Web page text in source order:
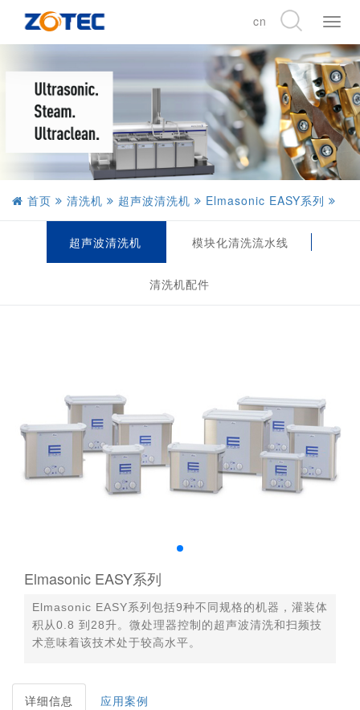
展
导
航
cn
CN
EN
DE
首页 清洗机 超声波清洗机 Elmasonic EASY系列
超声波清洗机 模块化清洗流水线
清洗机配件
Elmasonic EASY系列
Elmasonic EASY系列包括9种不同规格的机器，灌装体
积从0.8 到28升。微处理器控制的超声波清洗和扫频技
术意味着该技术处于较高水平。
详细信息 应用案例